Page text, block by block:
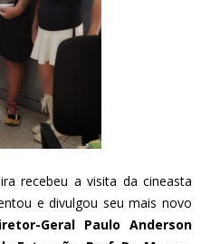
recebeu a visita da cineasta
e divulgou seu mais novo
Geral Paulo Anderson